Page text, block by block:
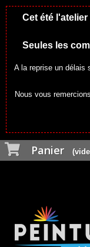
Cet été
Seules les
A la reprise un délais
Nous vous
Panier